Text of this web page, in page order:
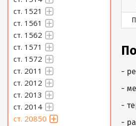
ст. 1521
ст. 1561
ст. 1562
ст. 1571
ст. 1572
ст. 2011
ст. 2012
ст. 2013
ст. 2014
ст. 20850
-
-
-
-